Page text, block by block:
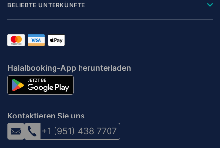
BELIEBTE UNTERKÜNFTE
Halalbooking-App herunterladen
Kontaktieren Sie uns
+1 (951) 438 7707